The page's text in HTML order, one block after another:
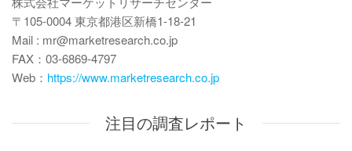
〒105-0004 東京都港区新橋1-18-21
Mail : mr@marketresearch.co.jp
FAX：03-6869-4797
Web： https://www.marketresearch.co.jp
注目の調査レポート